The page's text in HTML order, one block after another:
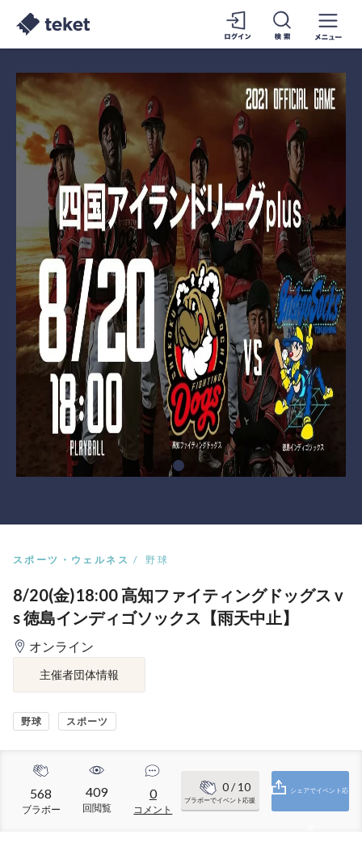
スポーツ・ウェルネス 野球
8/20(金)18:00 高知ファイティングドッグス v
s 徳島インディゴソックス【雨天中止】
オンライン
主催者団体情報
野球 スポーツ
568
ブラボー
409
回閲覧
0
コメント
0/ 10
ブラボーでイベント応援
シェアでイベント応